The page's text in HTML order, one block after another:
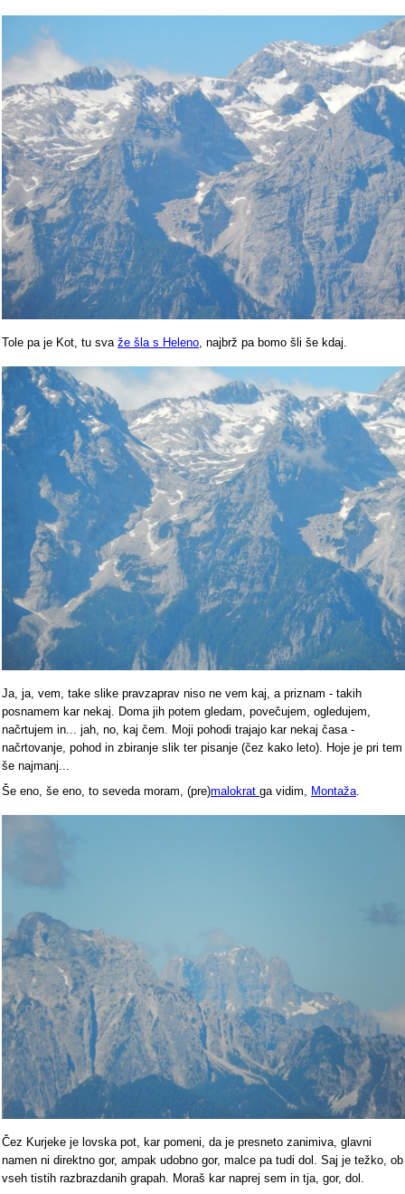
Tole pa je Kot, tu sva že šla s Heleno, najbrž pa bomo šli še kdaj.
Ja, ja, vem, take slike pravzaprav niso ne vem kaj, a priznam - takih
posnamem kar nekaj. Doma jih potem gledam, povečujem, ogledujem,
načrtujem in... jah, no, kaj čem. Moji pohodi trajajo kar nekaj časa -
načrtovanje, pohod in zbiranje slik ter pisanje (čez kako leto). Hoje je pri tem
še najmanj...
Še eno, še eno, to seveda moram, (pre)malokrat ga vidim, Montaža.
Čez Kurjeke je lovska pot, kar pomeni, da je presneto zanimiva, glavni
namen ni direktno gor, ampak udobno gor, malce pa tudi dol. Saj je težko, ob
vseh tistih razbrazdanih grapah. Moraš kar naprej sem in tja, gor, dol.